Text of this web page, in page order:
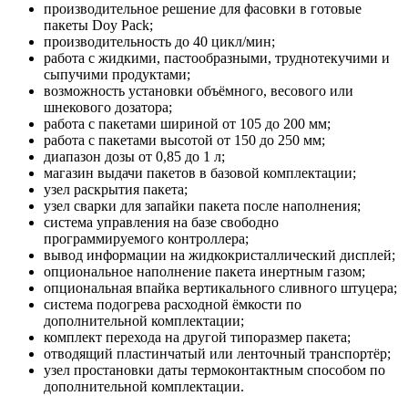
производительное решение для фасовки в готовые
пакеты Doy Pack;
производительность до 40 цикл/мин;
работа с жидкими, пастообразными, труднотекучими и
сыпучими продуктами;
возможность установки объёмного, весового или
шнекового дозатора;
работа с пакетами шириной от 105 до 200 мм;
работа с пакетами высотой от 150 до 250 мм;
диапазон дозы от 0,85 до 1 л;
магазин выдачи пакетов в базовой комплектации;
узел раскрытия пакета;
узел сварки для запайки пакета после наполнения;
система управления на базе свободно
программируемого контроллера;
вывод информации на жидкокристаллический дисплей;
опциональное наполнение пакета инертным газом;
опциональная впайка вертикального сливного штуцера;
система подогрева расходной ёмкости по
дополнительной комплектации;
комплект перехода на другой типоразмер пакета;
отводящий пластинчатый или ленточный транспортёр;
узел простановки даты термоконтактным способом по
дополнительной комплектации.